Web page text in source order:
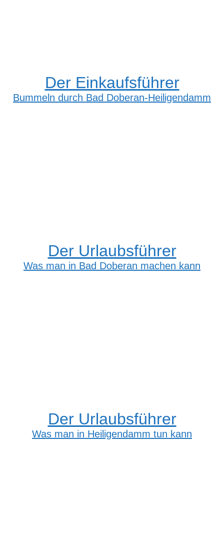
Der Einkaufsführer
Bummeln durch Bad Doberan-Heiligendamm
Der Urlaubsführer
Was man in Bad Doberan machen kann
Der Urlaubsführer
Was man in Heiligendamm tun kann